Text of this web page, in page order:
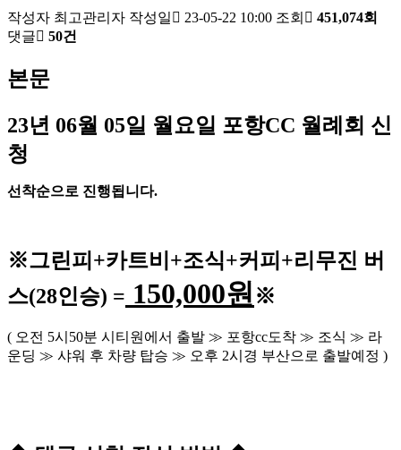
작성자 최고관리자 작성일 23-05-22 10:00 조회
451,074회
댓글
50건
본문
23년 06월 05일 월요일 포항CC 월례회 신
청
선착순으로 진행됩니다.
※그린피 +카트비 +조식+커피+리무진 버
스(28인승) = 150,000원 ※
( 오전 5시 50분 시티원에서 출발 ≫ 포항cc도착 ≫ 조식 ≫ 라
운딩 ≫ 샤워 후 차량 탑승 ≫ 오후 2시경 부산으로 출발예정 )